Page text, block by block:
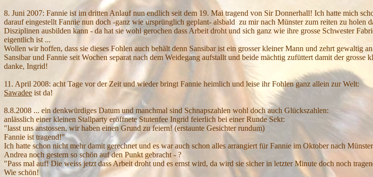
8. Juni 2007: Fannie ist im dritten Anlauf nun endlich seit dem 19. Mai tragend von Sir Donnerhall! Ich hatte mich
darauf eingestellt Fannie nun doch -ganz wie ursprünglich geplant- alsbald zu mir nach Münster zum reiten zu
Disziplinen ausbilden kann - da hat sie wohl gerochen dass Arbeit droht und sich ganz wie ihre grosse Schwester
eigentlich ist ...
Wollen wir hoffen, dass sie dieses Fohlen auch behält denn Sansibar ist ein grosser kleiner Mann und zehrt gewaltig
Sansibar und Fannie seit Wochen separat nach dem Weidegang aufstallt und beide mächtig zufüttert damit der
danke, Ingrid!
11. April 2008: acht Tage vor der Zeit und wieder bringt Fannie heimlich und leise ihr Fohlen ganz allein zur Welt:
Sawadee ist da!
8.8.2008 ... ein denkwürdiges Datum und manchmal sind Schnapszahlen wohl doch auch Glückszahlen:
anlässlich einer kleinen Stallparty eröffnete Stutenfee Ingrid feierlich bei einer Runde Sekt:
"lasst uns anstossen, wir haben einen Grund zu feiern! (erstaunte Gesichter rundum)
Fannie ist tragend!"
Ich hatte schon nicht mehr damit gerechnet und es war auch schon alles arrangiert für Fannie im Oktober nach
Andrea noch gestern so schön auf den Punkt gebracht - ?
"Pass mal auf! Die weiss jetzt dass Arbeit droht und es ernst wird, da wird sie sicher in letzter Minute doch noch
Wie schön!